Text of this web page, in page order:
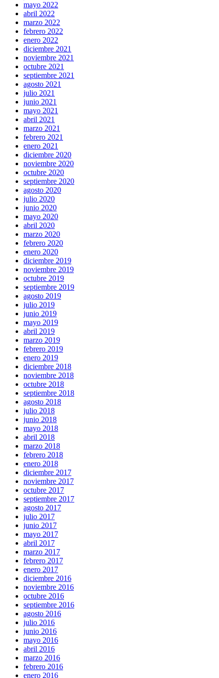
mayo 2022
abril 2022
marzo 2022
febrero 2022
enero 2022
diciembre 2021
noviembre 2021
octubre 2021
septiembre 2021
agosto 2021
julio 2021
junio 2021
mayo 2021
abril 2021
marzo 2021
febrero 2021
enero 2021
diciembre 2020
noviembre 2020
octubre 2020
septiembre 2020
agosto 2020
julio 2020
junio 2020
mayo 2020
abril 2020
marzo 2020
febrero 2020
enero 2020
diciembre 2019
noviembre 2019
octubre 2019
septiembre 2019
agosto 2019
julio 2019
junio 2019
mayo 2019
abril 2019
marzo 2019
febrero 2019
enero 2019
diciembre 2018
noviembre 2018
octubre 2018
septiembre 2018
agosto 2018
julio 2018
junio 2018
mayo 2018
abril 2018
marzo 2018
febrero 2018
enero 2018
diciembre 2017
noviembre 2017
octubre 2017
septiembre 2017
agosto 2017
julio 2017
junio 2017
mayo 2017
abril 2017
marzo 2017
febrero 2017
enero 2017
diciembre 2016
noviembre 2016
octubre 2016
septiembre 2016
agosto 2016
julio 2016
junio 2016
mayo 2016
abril 2016
marzo 2016
febrero 2016
enero 2016